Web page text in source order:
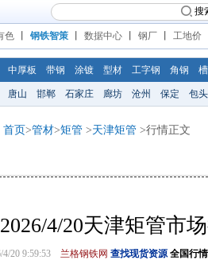
搜
色 钢铁智策 数据中心 钢厂 工地价
中厚板 带钢 涂镀 型材 工字钢 角钢
唐山 邯郸 石家庄 廊坊 沧州 保定 包头
首页>管材>矩管 >天津矩管 >行情正文
2026/4/20天津矩管市
20 9:59:53 兰格钢铁网 查找现货资源 全国行